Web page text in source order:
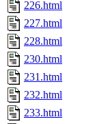
226.html
227.html
228.html
230.html
231.html
232.html
233.html